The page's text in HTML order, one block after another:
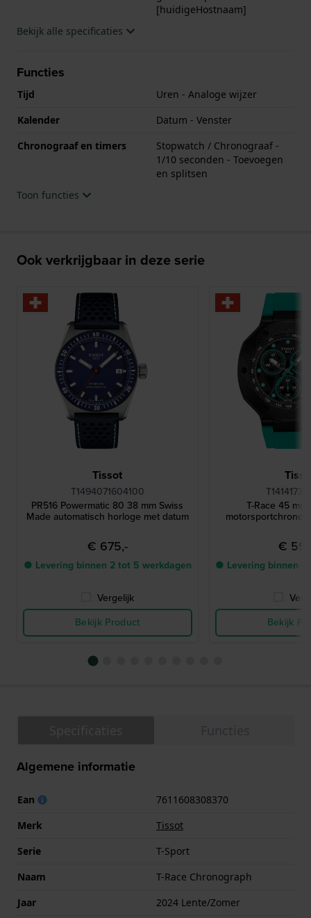
[huidigeHostnaam]
Bekijk alle specificaties
Functies
Tijd
Uren - Analoge wijzer
Kalender
Datum - Venster
Chronograaf en timers
Stopwatch / Chronograaf -
1/10 seconden - Toevoegen
en splitsen
Toon functies
Ook verkrijgbaar in deze serie
Tissot
T1494071604100
PR516 Powermatic 80 38 mm Swiss
Made automatisch horloge met datum
€ 675,-
● Levering binnen 2 tot 5 werkdagen
Vergelijk
Bekijk Product
T-Race 45
€
● Levering binnen
Bekijk
Algemene informatie
Ean
7611608308370
Merk
Tissot
Serie
T-Sport
Naam
T-Race Chronograph
Jaar
2024 Lente/Zomer